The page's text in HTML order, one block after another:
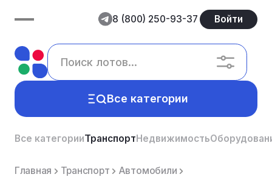
8 (800) 250-93-37 Войти
Все категории
Все категорииТранспортНедвижимость
Главная Транспорт
Автомобили